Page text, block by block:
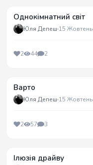
Однокімнатний світ
Юля Депеш 15 Жовтень
2 44 2
Варто
Юля Депеш 15 Жовтень
2 57 3
Ілюзія драйву